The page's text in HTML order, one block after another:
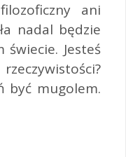
ani
nadal będzie
Jesteś
być mugolem.